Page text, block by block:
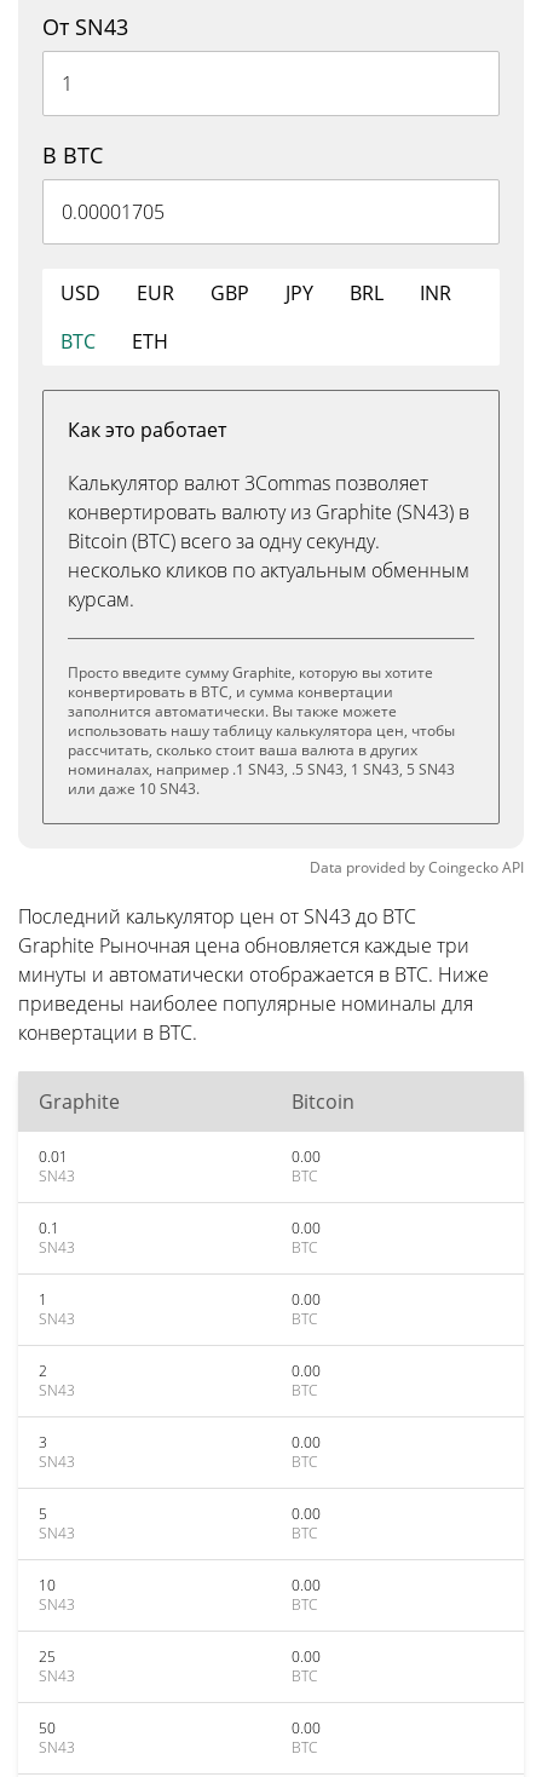
От SN43
В BTC
USD EUR GBP JPY BRL
INR
BTC
ETH
Как это работает
Калькулятор валют 3Commas позволяет
конвертировать валюту из Graphite (SN43) в
Bitcoin (BTC) всего за одну секунду.
несколько кликов по актуальным обменным
курсам.
Просто введите сумму Graphite, которую вы хотите
конвертировать в BTC, и сумма конвертации
заполнится автоматически. Вы также можете
использовать нашу таблицу калькулятора цен, чтобы
рассчитать, сколько стоит ваша валюта в других
номиналах, например .1 SN43, .5 SN43, 1 SN43, 5 SN43
или даже 10 SN43.
Data provided byCoingeckoAPI
Последний калькулятор цен от SN43 до BTC
Graphite Рыночная цена обновляется каждые три
минуты и автоматически отображается в BTC. Ниже
приведены наиболее популярные номиналы для
конвертации в BTC.
Graphite Bitcoin
0.01
SN43
0.00
BTC
0.1
SN43
0.00
BTC
1
SN43
0.00
BTC
2
SN43
0.00
BTC
3
SN43
0.00
BTC
5
SN43
0.00
BTC
10
SN43
0.00
BTC
25
SN43
0.00
BTC
50
SN43
0.00
BTC